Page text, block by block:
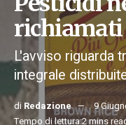
L'avviso riguarda
integrale
di Redazione 9
Tempo di lettura:2 mins